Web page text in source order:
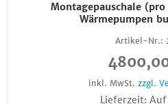
Montagepauschale
Wärmepumpen
Artikel-Nr.:
inkl. MwSt. zzgl.
Lieferzeit: